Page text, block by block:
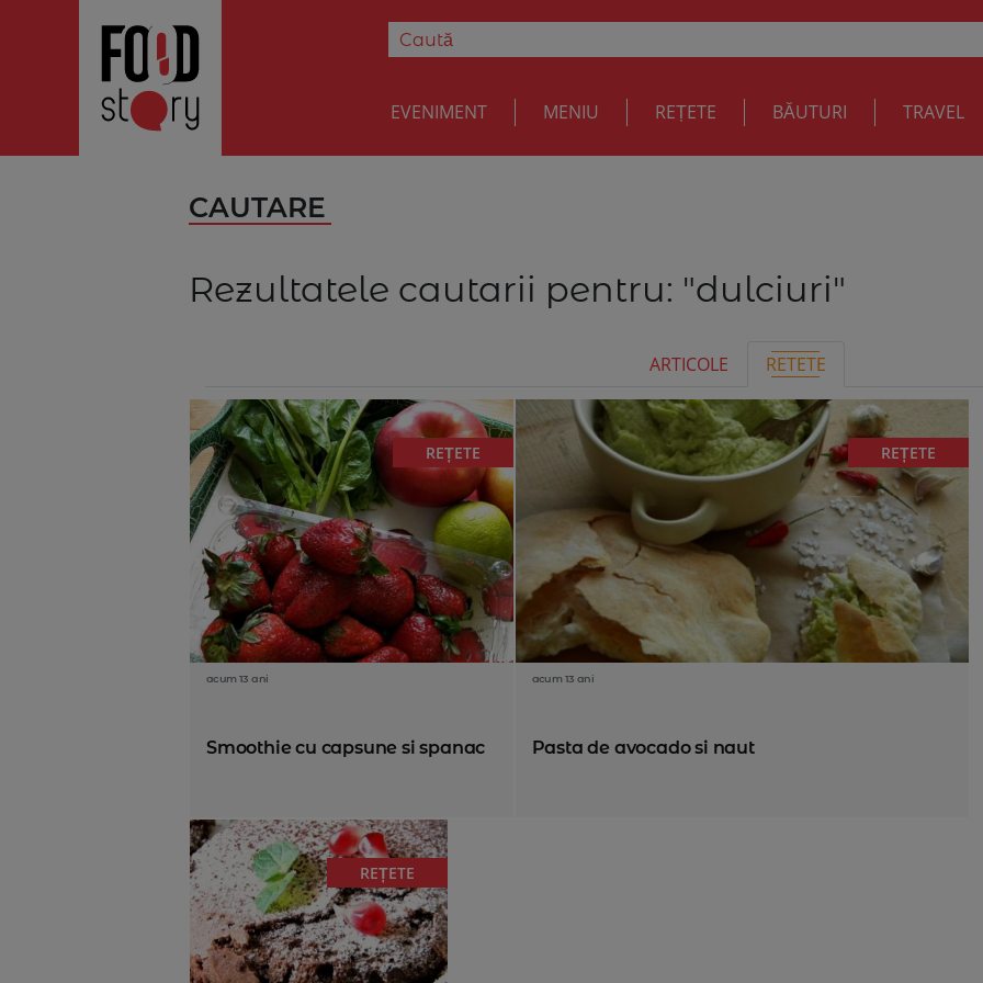
EVENIMENT MENIU REȚETE BĂUTURI TRAVEL
CAUTARE
Rezultatele cautarii pentru: "dulciuri"
ARTICOLE RETETE
REȚETE
acum 13 ani
Smoothie cu capsune si spanac
REȚETE
acum 13 ani
Pasta de avocado si naut
REȚETE